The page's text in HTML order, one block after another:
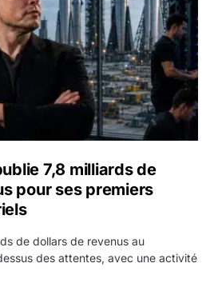
7,8 milliards de
pour ses premiers
de dollars de revenus au
des attentes, avec une activité